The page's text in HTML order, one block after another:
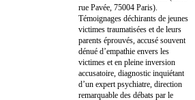
rue Pavée, 75004 Paris).
Témoignages déchirants de jeunes
victimes traumatisées et de leurs
parents éprouvés, accusé souvent
dénué d’empathie envers les
victimes et en pleine inversion
accusatoire, diagnostic inquiétant
d’un expert psychiatre, direction
remarquable des débats par le